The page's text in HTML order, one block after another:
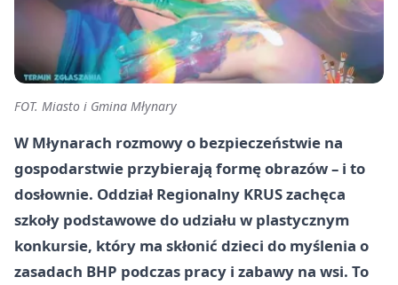
FOT. Miasto i Gmina Młynary
W Młynarach rozmowy o bezpieczeństwie na
gospodarstwie przybierają formę obrazów – i to
dosłownie. Oddział Regionalny KRUS zachęca
szkoły podstawowe do udziału w plastycznym
konkursie, który ma skłonić dzieci do myślenia o
zasadach BHP podczas pracy i zabawy na wsi. To